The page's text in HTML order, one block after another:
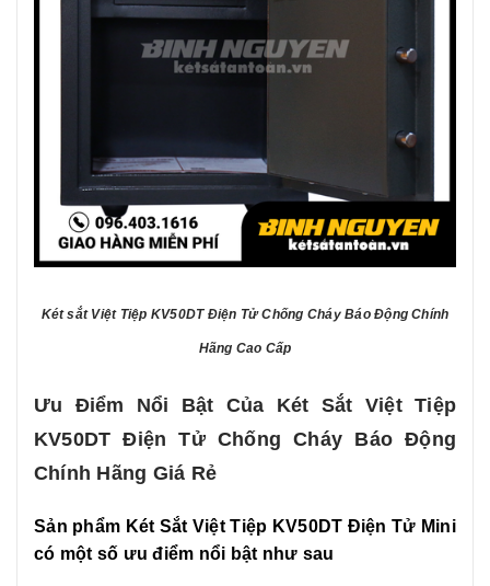
Két sắt Việt Tiệp KV50DT Điện Tử Chống Cháy Báo Động Chính
Hãng Cao Cấp
Ưu Điểm Nổi Bật Của Két Sắt Việt Tiệp
KV50DT Điện Tử Chống Cháy Báo Động
Chính Hãng Giá Rẻ
Sản phẩm Két Sắt Việt Tiệp KV50DT Điện Tử Mini
có một số ưu điểm nổi bật như sau